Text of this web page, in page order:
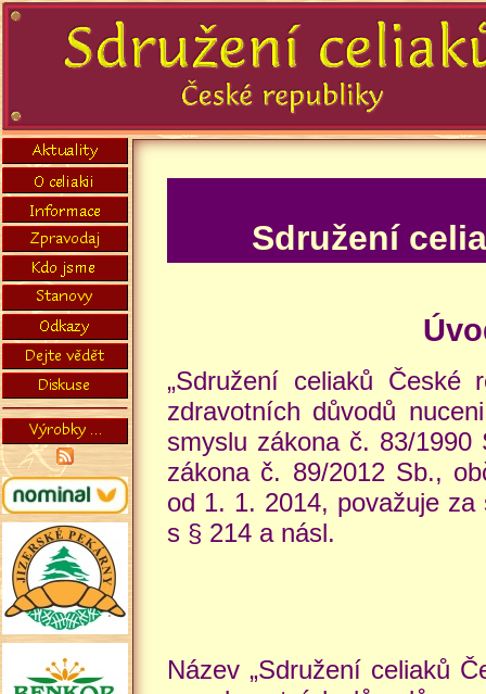
Sdružení
„Sdružení celiaků
zdravotních důvodů
smyslu zákona č. 83/
zákona č. 89/2012 Sb.,
od 1. 1. 2014, považuje
s § 214 a násl.
Název „Sdružení celiaků